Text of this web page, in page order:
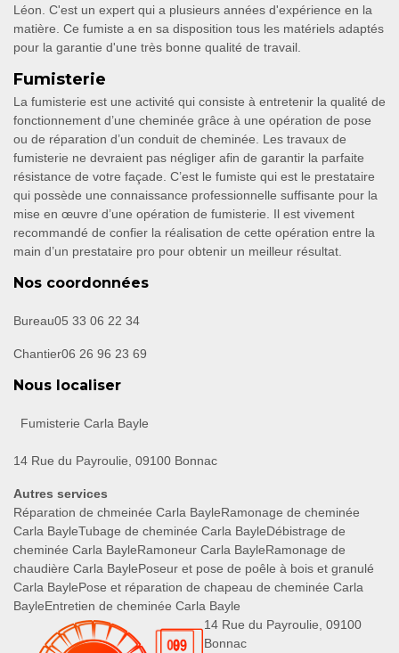
Léon. C'est un expert qui a plusieurs années d'expérience en la
matière. Ce fumiste a en sa disposition tous les matériels adaptés
pour la garantie d'une très bonne qualité de travail.
Fumisterie
La fumisterie est une activité qui consiste à entretenir la qualité de
fonctionnement d’une cheminée grâce à une opération de pose
ou de réparation d’un conduit de cheminée. Les travaux de
fumisterie ne devraient pas négliger afin de garantir la parfaite
résistance de votre façade. C’est le fumiste qui est le prestataire
qui possède une connaissance professionnelle suffisante pour la
mise en œuvre d’une opération de fumisterie. Il est vivement
recommandé de confier la réalisation de cette opération entre la
main d’un prestataire pro pour obtenir un meilleur résultat.
Nos coordonnées
Bureau05 33 06 22 34
Chantier06 26 96 23 69
Nous localiser
Fumisterie Carla Bayle
14 Rue du Payroulie, 09100 Bonnac
Autres services
Réparation de chmeinée Carla BayleRamonage de cheminée
Carla BayleTubage de cheminée Carla BayleDébistrage de
cheminée Carla BayleRamoneur Carla BayleRamonage de
chaudière Carla BaylePoseur et pose de poêle à bois et granulé
Carla BaylePose et réparation de chapeau de cheminée Carla
BayleEntretien de cheminée Carla Bayle
14 Rue du Payroulie, 09100
Bonnac